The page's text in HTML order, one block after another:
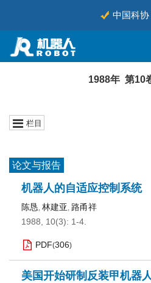
中国科协
1988年 第10
栏目
论文与报告
机器人的自适应控制系统
陈恳, 林建亚, 路甬祥
1988, 10(3): 1-4.
PDF(306)
美国开始研制反装甲机器